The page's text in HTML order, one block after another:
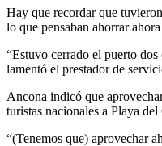
Hay que recordar que
lo que pensaban ahorrar
“Estuvo cerrado el puerto
lamentó el prestador de
Ancona indicó que
turistas nacionales a Playa del
“(Tenemos que) aprovechar